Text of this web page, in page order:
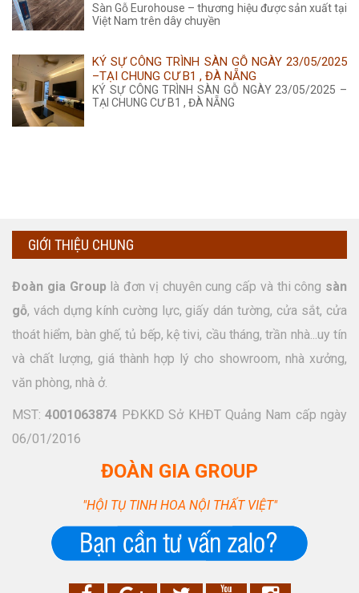
Sàn Gỗ Eurohouse – thương hiệu được sản xuất tại
Việt Nam trên dây chuyền
KÝ SỰ CÔNG TRÌNH SÀN GỖ NGÀY 23/05/2025
–TẠI CHUNG CƯ B1 , ĐÀ NẴNG
KÝ SỰ CÔNG TRÌNH SÀN GỖ NGÀY 23/05/2025 –
TẠI CHUNG CƯ B1 , ĐÀ NẴNG
GIỚI THIỆU CHUNG
Đoàn gia Group là đơn vị chuyên cung cấp và thi công sàn
gỗ, vách dựng kính cường lực, giấy dán tường, cửa sắt, cửa
thoát hiểm, bàn ghế, tủ bếp, kệ tivi, cầu tháng, trần nhà...uy tín
và chất lượng, giá thành hợp lý cho showroom, nhà xưởng,
văn phòng, nhà ở.
MST:4001063874 PĐKKD Sở KHĐT Quảng Nam cấp ngày
06/01/2016
ĐOÀN GIA GROUP
"HỘI TỤ TINH HOA NỘI THẤT VIỆT"